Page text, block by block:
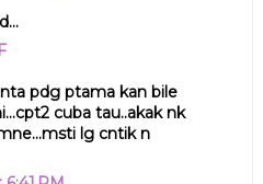
pdg ptama kan bile
cuba tau..akak nk
lg cntik n